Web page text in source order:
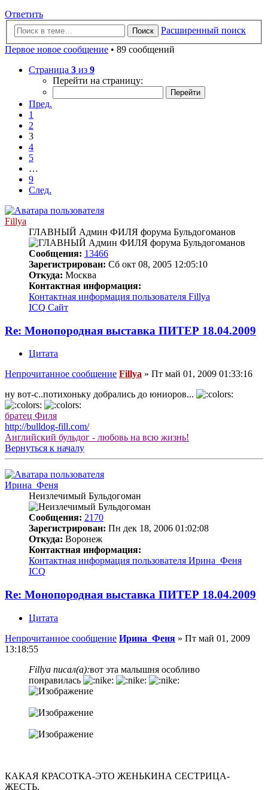
Ответить
Поиск
Расширенный поиск
Первое новое сообщение • 89 сообщений
Страница 3 из 9
Перейти на страницу:
Пред.
1
2
3
4
5
…
9
След.
Fillya
ГЛАВНЫЙ Админ ФИЛЯ форума Бульдогоманов
Сообщения: 13466
Зарегистрирован: Сб окт 08, 2005 12:05:10
Откуда: Москва
Контактная информация:
Контактная информация пользователя Fillya
ICQ Сайт
Re: Монопородная выставка ПИТЕР 18.04.2009
Цитата
Непрочитанное сообщение Fillya » Пт май 01, 2009 01:33:16
ну вот-с..потихоньку добрались до юниоров...
братец Филя
http://bulldog-fill.com/
Английский бульдог - любовь на всю жизнь!
Вернуться к началу
Ирина_Феня
Неизлечимый Бульдогоман
Сообщения: 2170
Зарегистрирован: Пн дек 18, 2006 01:02:08
Откуда: Воронеж
Контактная информация:
Контактная информация пользователя Ирина_Феня
ICQ
Re: Монопородная выставка ПИТЕР 18.04.2009
Цитата
Непрочитанное сообщение Ирина_Феня » Пт май 01, 2009
13:18:55
Fillya писал(а):вот эта малышня особливо
понравилась
КАКАЯ КРАСОТКА-ЭТО ЖЕНЬКИНА СЕСТРИЦА-
ЖЕСТЬ.